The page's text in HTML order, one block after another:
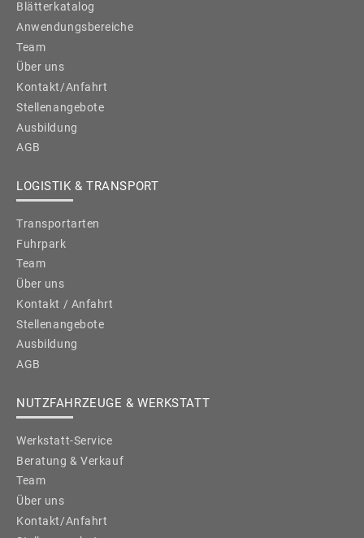
Blätterkatalog
Anwendungsbereiche
Team
Über uns
Kontakt/Anfahrt
Stellenangebote
Ausbildung
AGB
LOGISTIK & TRANSPORT
Transportarten
Fuhrpark
Team
Über uns
Kontakt / Anfahrt
Stellenangebote
Ausbildung
AGB
NUTZFAHRZEUGE & WERKSTATT
Werkstatt-Service
Beratung & Verkauf
Team
Über uns
Kontakt/Anfahrt